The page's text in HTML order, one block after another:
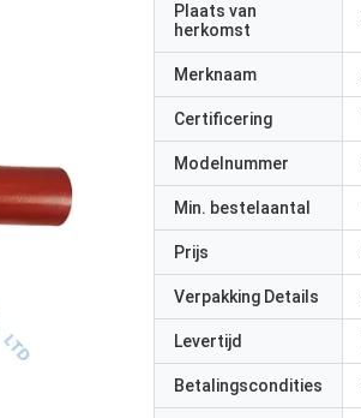
Plaats van
herkomst
Merknaam
Certificering
Modelnummer
Min. bestelaantal
Prijs
Verpakking Details
Levertijd
Betalingscondities